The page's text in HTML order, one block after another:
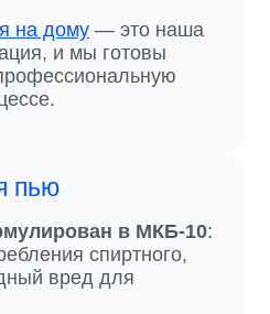
на дому — это наша
и мы готовы
пью
в МКБ-10:
спиртного,
вред для